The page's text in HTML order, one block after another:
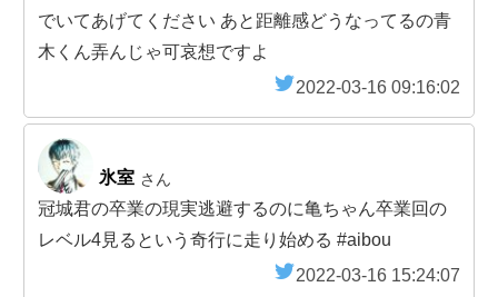
でいてあげてください あと距離感どうなってるの青
木くん弄んじゃ可哀想ですよ
2022-03-16 09:16:02
氷室 さん
冠城君の卒業の現実逃避するのに亀ちゃん卒業回の
レベル4見るという奇行に走り始める #aibou
2022-03-16 15:24:07